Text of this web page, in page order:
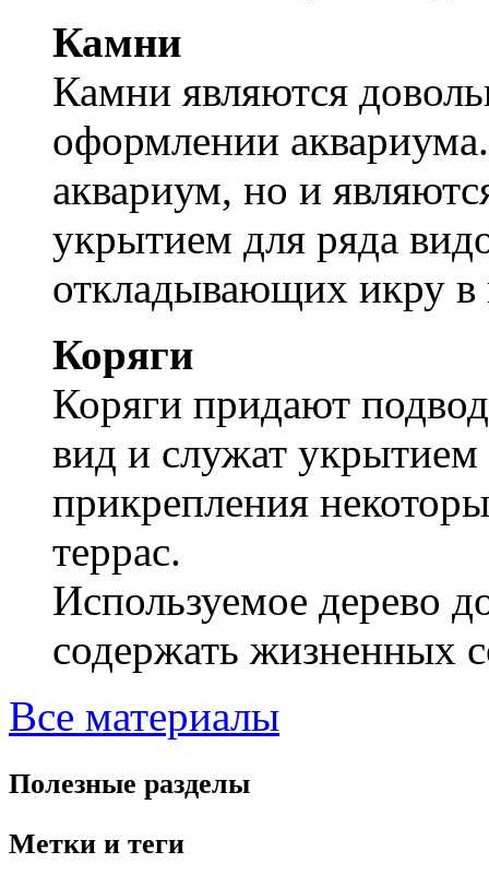
Камни
Камни являются
оформлении
аквариум, но и
укрытием для ряда
откладывающих икру в
Коряги
Коряги придают
вид и служат
прикрепления
террас.
Используемое дерево
содержать жизненных
Все материалы
Полезные разделы
Метки и теги